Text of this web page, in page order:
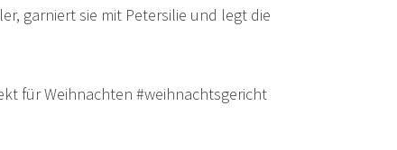
garniert sie mit Petersilie und legt die